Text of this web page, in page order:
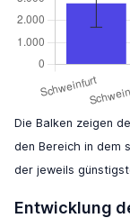
Die Balken zeigen
den Bereich in dem
der jeweils
Entwicklung